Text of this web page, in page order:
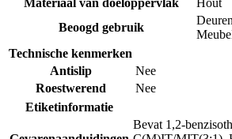
Materiaal van doeloppervlak
Hout
Beoogd gebruik
Technische kenmerken
Antislip
Nee
Roestwerend
Nee
Etiketinformatie
Bevat 1,2-